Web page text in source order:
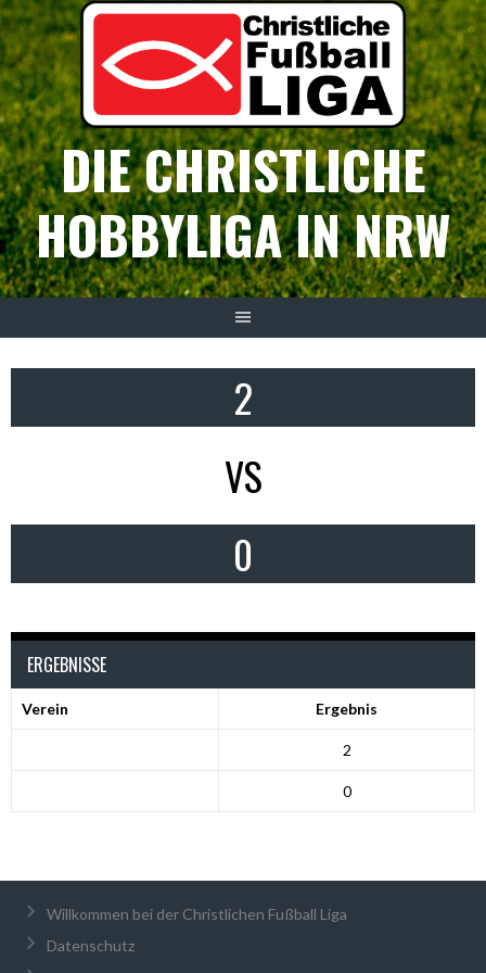
Springe
zum
Inhalt
DIE CHRISTLICHE
HOBBYLIGA IN NRW
2
VS
0
ERGEBNISSE
Verein Ergebnis
2
0
Willkommen bei der Christlichen Fußball Liga
Datenschutz